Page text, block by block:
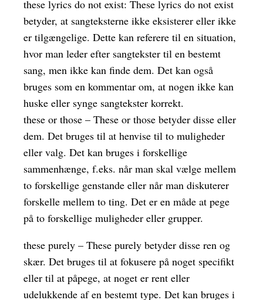
these lyrics do not exist: These lyrics do not exist
betyder, at sangteksterne ikke eksisterer eller ikke
er tilgængelige. Dette kan referere til en situation,
hvor man leder efter sangtekster til en bestemt
sang, men ikke kan finde dem. Det kan også
bruges som en kommentar om, at nogen ikke kan
huske eller synge sangtekster korrekt.
these or those – These or those betyder disse eller
dem. Det bruges til at henvise til to muligheder
eller valg. Det kan bruges i forskellige
sammenhænge, f.eks. når man skal vælge mellem
to forskellige genstande eller når man diskuterer
forskelle mellem to ting. Det er en måde at pege
på to forskellige muligheder eller grupper.
these purely – These purely betyder disse ren og
skær. Det bruges til at fokusere på noget specifikt
eller til at påpege, at noget er rent eller
udelukkende af en bestemt type. Det kan bruges i